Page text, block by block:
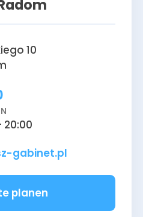
10
20:00
gabinet.pl
planen